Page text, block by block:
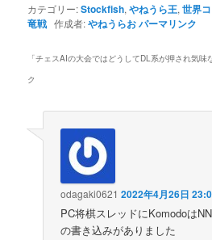
カテゴリー:Stockfish,やねうら王,世界
竜戦 作成者:やねうらおパーマリンク
「チェスAIの大会ではどうしてDL系が押され気味
ク
odagaki0621 2022年4月26日
PC将棋スレッドにKomodoは
の書き込みがありました